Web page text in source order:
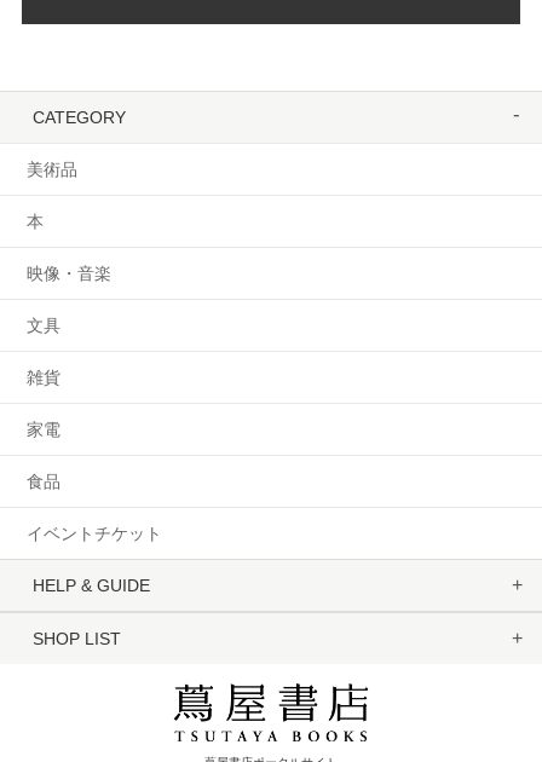
CATEGORY
美術品
本
映像・音楽
文具
雑貨
家電
食品
イベントチケット
HELP & GUIDE
SHOP LIST